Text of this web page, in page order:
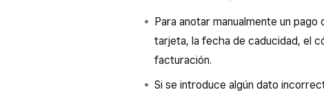
Para anotar manualmente un
tarjeta, la fecha de caducidad, el
facturación.
Si se introduce algún dato